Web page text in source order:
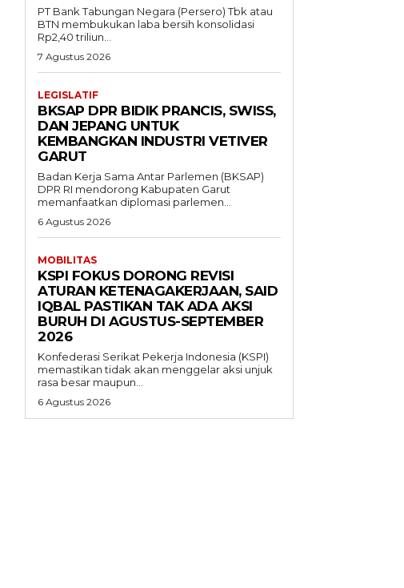
PT Bank Tabungan Negara (Persero) Tbk atau
BTN membukukan laba bersih konsolidasi
Rp2,40 triliun...
7 Agustus 2026
LEGISLATIF
BKSAP DPR BIDIK PRANCIS, SWISS,
DAN JEPANG UNTUK
KEMBANGKAN INDUSTRI VETIVER
GARUT
Badan Kerja Sama Antar Parlemen (BKSAP)
DPR RI mendorong Kabupaten Garut
memanfaatkan diplomasi parlemen...
6 Agustus 2026
MOBILITAS
KSPI FOKUS DORONG REVISI
ATURAN KETENAGAKERJAAN, SAID
IQBAL PASTIKAN TAK ADA AKSI
BURUH DI AGUSTUS-SEPTEMBER
2026
Konfederasi Serikat Pekerja Indonesia (KSPI)
memastikan tidak akan menggelar aksi unjuk
rasa besar maupun...
6 Agustus 2026